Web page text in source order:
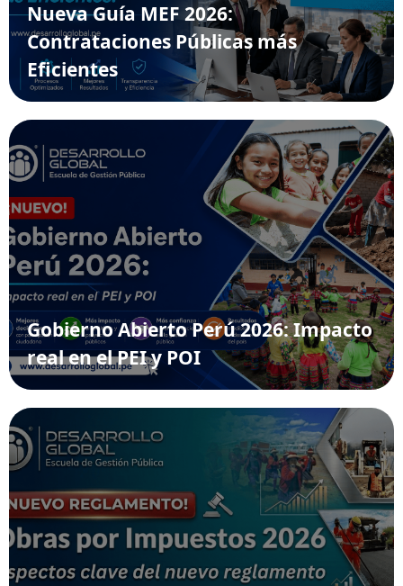
Nueva Guía MEF 2026:
Contrataciones Públicas más
Eficientes
Gobierno Abierto Perú 2026: Impacto
real en el PEI y POI